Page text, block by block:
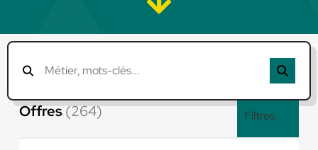
Offres(264) Filtres